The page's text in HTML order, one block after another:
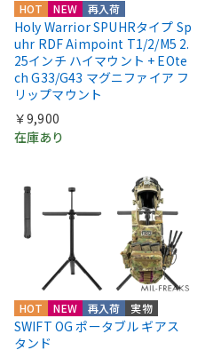
HOT NEW 再入荷
Holy Warrior SPUHRタイプ Sp
uhr RDF Aimpoint T1/2/M5 2.
25インチ ハイマウント + EOte
ch G33/G43 マグニファイア フ
リップマウント
￥9,900
在庫あり
HOT NEW 再入荷 実物
SWIFT OG ポータブル ギアス
タンド